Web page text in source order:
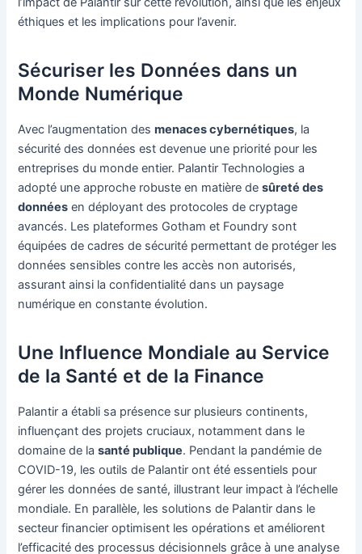
éthiques et les implications pour l’avenir.
Sécuriser les Données dans un
Monde Numérique
Avec l’augmentation desmenaces cybernétiques, la
sécurité des données est devenue une priorité pour les
entreprises du monde entier. Palantir Technologies a
adopté une approche robuste en matière desûreté des
données en déployant des protocoles de cryptage
avancés. Les plateformes Gotham et Foundry sont
équipées de cadres de sécurité permettant de protéger les
données sensibles contre les accès non autorisés,
assurant ainsi la confidentialité dans un paysage
numérique en constante évolution.
Une Influence Mondiale au Service
de la Santé et de la Finance
Palantir a établi sa présence sur plusieurs continents,
influençant des projets cruciaux, notamment dans le
domaine de lasanté publique. Pendant la pandémie de
COVID-19, les outils de Palantir ont été essentiels pour
gérer les données de santé, illustrant leur impact à l’échelle
mondiale. En parallèle, les solutions de Palantir dans le
secteur financier optimisent les opérations et améliorent
l’efficacité des processus décisionnels grâce à une analyse